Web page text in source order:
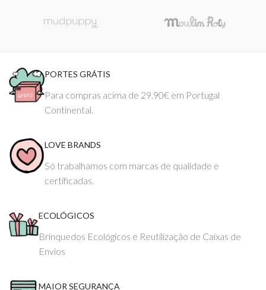
PORTES GRÁTIS
Para compras acima de 29.90€ em Portugal
Continental.
LOVE BRANDS
Só trabalhamos com marcas de qualidade e
certificadas.
ECOLÓGICOS
Brinquedos Ecológicos e Reutilização de Caixas de
Envios
MAIOR SEGURANÇA